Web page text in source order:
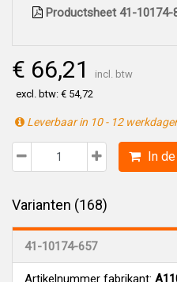
Productsheet 41-10174-
€ 66,21
incl. btw
excl. btw: € 54,72
Leverbaar in 10 - 12
In
Varianten (168)
41-10174-657
Artikelnummer fabrikant: